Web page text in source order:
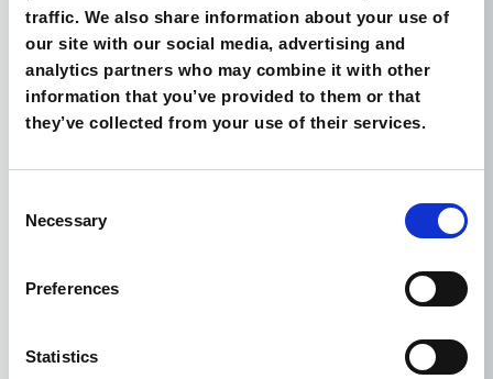
traffic. We also share information about your use of
our site with our social media, advertising and
analytics partners who may combine it with other
information that you’ve provided to them or that
they’ve collected from your use of their services.
Selection
Necessary
Preferences
Statistics
Αναζήτηση με βάση τη διεύθυνση
Αναζήτηση με βάση
τη διεύθυνση